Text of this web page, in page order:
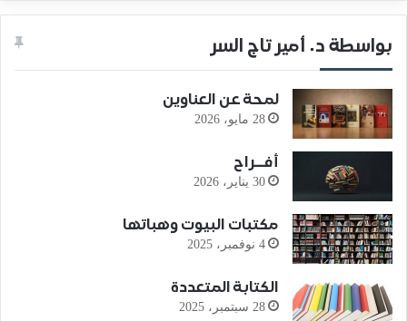
بواسطة د. أمير تاج السر
لمحة عن العناوين
28 مايو، 2026
أفــراح
30 يناير، 2026
مكتبات البيوت وهباتها
4 نوفمبر، 2025
الكتابة المتعددة
28 سبتمبر، 2025